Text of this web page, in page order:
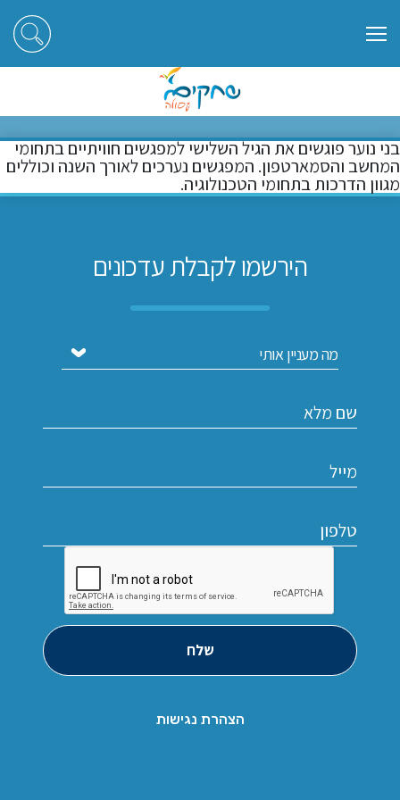
קפה סבבא
בני נוער פוגשים את הגיל השלישי למפגשים חוויתיים בתחומי
המחשב והסמארטפון. המפגשים נערכים לאורך השנה וכוללים
מגוון הדרכות בתחומי הטכנולוגיה.
הירשמו לקבלת עדכונים
שלח
הצהרת נגישות